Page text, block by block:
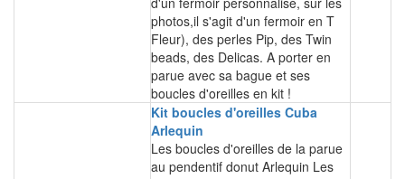
photos,il s'agit d'un fermoir en T
Fleur), des perles Pip, des Twin
beads, des Delicas. A porter en
parue avec sa bague et ses
boucles d'oreilles en kit !
Kit boucles d'oreilles Cuba
Arlequin
Les boucles d'oreilles de la parue
au pendentif donut Arlequin Les